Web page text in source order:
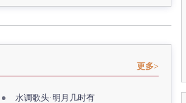
更多>
水调歌头·明月几时有